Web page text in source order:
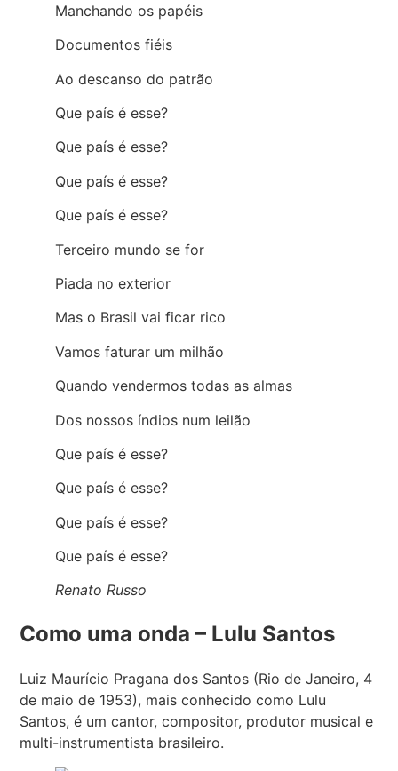
Manchando os papéis
Documentos fiéis
Ao descanso do patrão
Que país é esse?
Que país é esse?
Que país é esse?
Que país é esse?
Terceiro mundo se for
Piada no exterior
Mas o Brasil vai ficar rico
Vamos faturar um milhão
Quando vendermos todas as almas
Dos nossos índios num leilão
Que país é esse?
Que país é esse?
Que país é esse?
Que país é esse?
Renato Russo
Como uma onda – Lulu Santos
Luiz Maurício Pragana dos Santos (Rio de Janeiro, 4
de maio de 1953), mais conhecido como Lulu
Santos, é um cantor, compositor, produtor musical e
multi-instrumentista brasileiro.